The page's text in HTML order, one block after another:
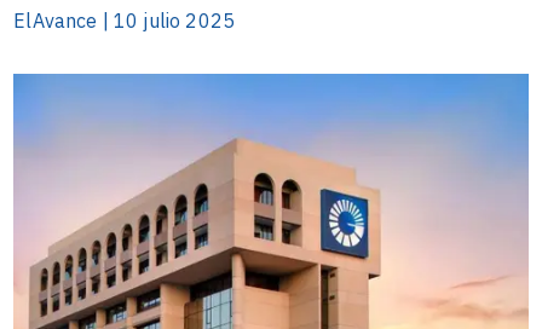
ElAvance | 10 julio 2025